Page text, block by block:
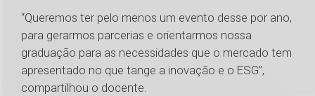
“Queremos ter pelo menos um evento desse por ano,
para gerarmos parcerias e orientarmos nossa
graduação para as necessidades que o mercado tem
apresentado no que tange a inovação e o ESG”,
compartilhou o docente.